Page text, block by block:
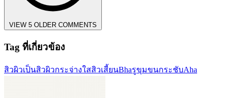
VIEW 5 OLDER COMMENTS
Tag ที่เกี่ยวข้อง
สิวผิวเป็นสิวผิวกระจ่างใสสิวเสี้ยนBhaรูขุมขนกระชับAha